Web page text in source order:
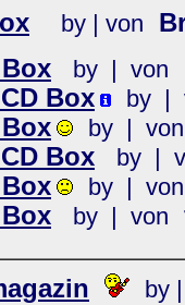
by | von
by | von
Box
by |
by | von
Box by |
by | von
by | von
by